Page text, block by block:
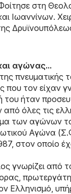
στη
Ιωαννίνων.
αγώνας...
πνευματικής
που τον είχαν
του ήταν
όλες τις
των αγώνων
Αγώνα
στον οποίο
γνωρίζει από
Ελληνισμό,